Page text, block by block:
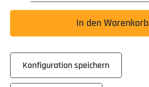
In den Warenkorb
Konfiguration speichern